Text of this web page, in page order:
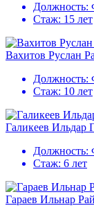
Должность:
Стаж: 15 лет
Вахитов Руслан
Должность:
Стаж: 10 лет
Галикеев Ильдар
Должность:
Стаж: 6 лет
Гараев Ильнар